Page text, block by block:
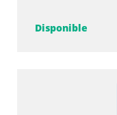
Disponible